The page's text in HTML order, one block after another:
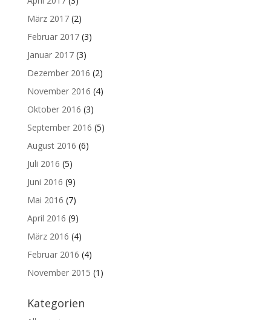
März 2017(2)
Februar 2017(3)
Januar 2017(3)
Dezember 2016 (2)
November 2016 (4)
Oktober 2016 (3)
September 2016 (5)
August 2016 (6)
Juli 2016 (5)
Juni 2016 (9)
Mai 2016 (7)
April 2016 (9)
März 2016 (4)
Februar 2016 (4)
November 2015 (1)
Kategorien